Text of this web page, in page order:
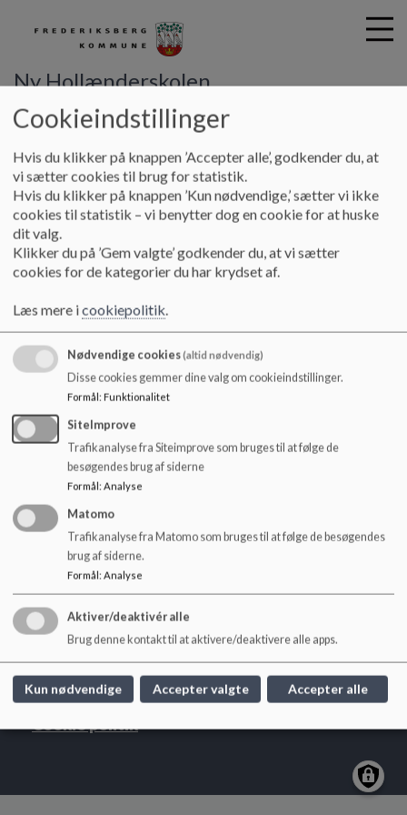
i
Ny Hollænderskolen
Forside Grøn Skole
Grøn Skole
Ny Hollænderskolen har modtaget det Grønne Flag - et bevis
på vores fælles indsats, som vi med rette kan være stolte af.
Eleverne har aktivt deltaget i arbejdet med affald og
bæredygtigt forbrug. Det handler om at reducere mængden
andet gennem genbrug og ansvarligt forbrug.
Ny Hollænderskolen
Hollændervej 3, 1855 Frb C.
nyhollaenderskolen@frederiksberg.dk
+45 3821 0810
Sitemap
Cookie politik
Cookieindstillinger
Hvis du klikker på knappen ’Accepter alle’, godkender du, at
vi sætter cookies til brug for statistik.
Hvis du klikker på knappen ’Kun nødvendige,’ sætter vi ikke
cookies til statistik – vi benytter dog en cookie for at huske
dit valg.
Klikker du på ’Gem valgte’ godkender du, at vi sætter
cookies for de kategorier du har krydset af.
Læs mere icookiepolitik.
Nødvendige cookies(altid nødvendig)
Disse cookies gemmer dine valg om cookieindstillinger.
Formål: Funktionalitet
SiteImprove
Trafikanalyse fra Siteimprove som bruges til at følge de
besøgendes brug af siderne
Formål: Analyse
Matomo
Trafikanalyse fra Matomo som bruges til at følge de besøgendes
brug af siderne.
Formål: Analyse
Aktiver/deaktivér alle
Brug denne kontakt til at aktivere/deaktivere alle apps.
Kun nødvendige Accepter valgte Accepter alle